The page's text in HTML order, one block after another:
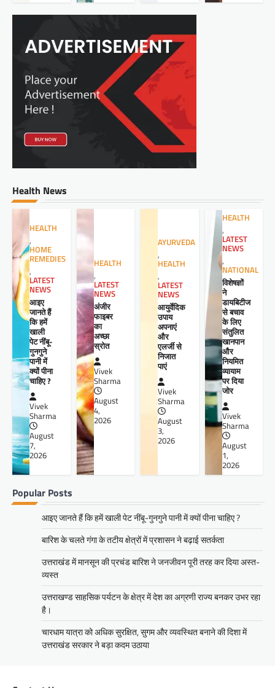
Health News
HEALTH
,
HOME
REMEDIES
,
LATEST
NEWS
आइए
जानते हैं
कि हमें
खाली
पेट नींबू-
गुनगुने
पानी में
क्यों पीना
चाहिए ?
Vivek
Sharma
August
7,
2026
HEALTH
,
LATEST
NEWS
अंजीर
फाइबर
का
अच्छा
स्रोत
Vivek
Sharma
August
4,
2026
AYURVEDA
,
HEALTH
,
LATEST
NEWS
आयुर्वेदिक
उपाय
अपनाएं
और
एलर्जी से
निजात
पाएं
Vivek
Sharma
August
3,
2026
HEALTH
,
LATEST
NEWS
,
NATIONAL
विशेषज्ञों
ने
डायबिटीज
से बचाव
के लिए
संतुलित
खानपान
और
नियमित
व्यायाम
पर दिया
जोर
Vivek
Sharma
August
1,
2026
Popular Posts
आइए जानते हैं कि हमें खाली पेट नींबू-गुनगुने पानी में क्यों पीना चाहिए ?
बारिश के चलते गंगा के तटीय क्षेत्रों में प्रशासन ने बढ़ाई सतर्कता
उत्तराखंड में मानसून की प्रचंड बारिश ने जनजीवन पूरी तरह कर दिया अस्त-
व्यस्त
उत्तराखण्ड साहसिक पर्यटन के क्षेत्र में देश का अग्रणी राज्य बनकर उभर रहा
है।
चारधाम यात्रा को अधिक सुरक्षित, सुगम और व्यवस्थित बनाने की दिशा में
उत्तराखंड सरकार ने बड़ा कदम उठाया